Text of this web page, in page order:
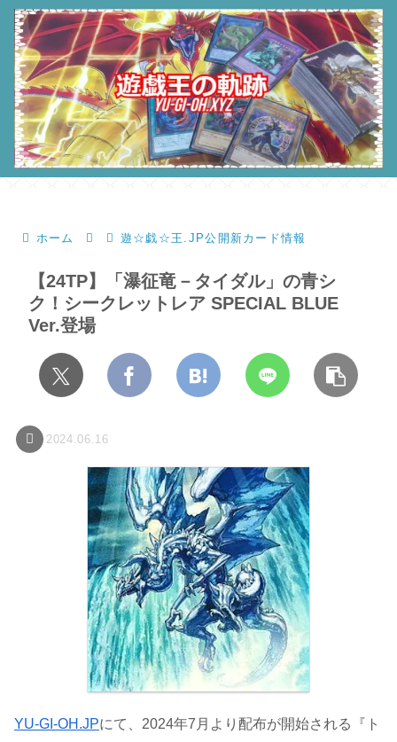
ホーム 遊☆戯☆王.JP公開新カード情報
【24TP】「瀑征竜－タイダル」の青シ
ク！シークレットレア SPECIAL BLUE
Ver.登場
2024.06.16
YU-GI-OH.JPにて、2024年7月より配布が開始される『ト